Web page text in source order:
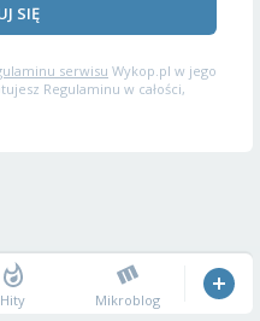
SIĘ
serwisu Wykop.pl w jego
Regulaminu w całości,
Hity Mikroblog